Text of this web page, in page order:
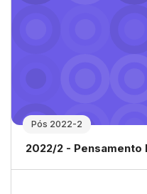
Pós 2022-2
Nome da disciplina
2022/2 - Pensamento